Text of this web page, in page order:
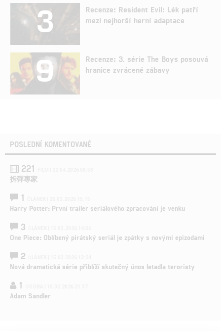
3
Recenze: Resident Evil: Lék patří
mezi nejhorší herní adaptace
9
Recenze: 3. série The Boys posouvá
hranice zvrácené zábavy
POSLEDNÍ KOMENTOVANÉ
221
拆彈專家
1
Harry Potter: První trailer seriálového zpracování je venku
3
One Piece: Oblíbený pirátský seriál je zpátky s novými epizodami
2
Nová dramatická série přiblíží skutečný únos letadla teroristy
1
Adam Sandler